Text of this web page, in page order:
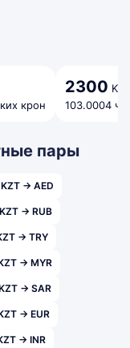
крон
2300 KZT
103.0004
пары
KZT → AED
KZT → RUB
→ TRY
→ MYR
→ SAR
→ EUR
→ INR